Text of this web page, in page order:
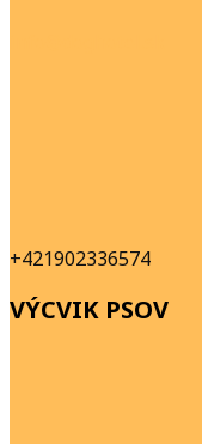
+421902336574
VÝCVIK PSOV